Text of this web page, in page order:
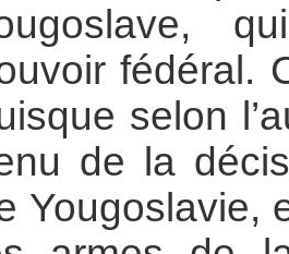
fédéral.
selon
de la
Yougoslavie,